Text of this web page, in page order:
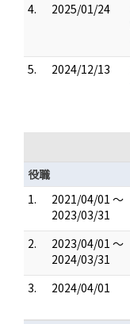
4.
2025/01/24
5.
2024/12/13
役職
1.
2021/04/01 ～
2023/03/31
2.
2023/04/01 ～
2024/03/31
3.
2024/04/01